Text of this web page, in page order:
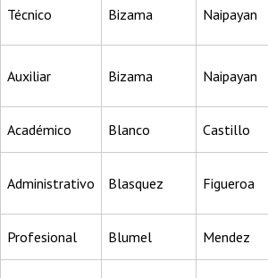
Técnico Bizama Naipayan
Auxiliar Bizama Naipayan
Académico Blanco Castillo
Administrativo Blasquez Figueroa
Profesional Blumel Mendez